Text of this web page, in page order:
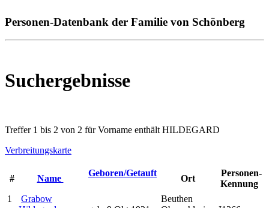
Personen-Datenbank der Familie von Schönberg
Suchergebnisse
Treffer 1 bis 2 von 2 für Vorname enthält HILDEGARD
Verbreitungskarte
# Name
Geboren/Getauft
Ort
Personen-
Kennung
1
Grabow
Beuthen